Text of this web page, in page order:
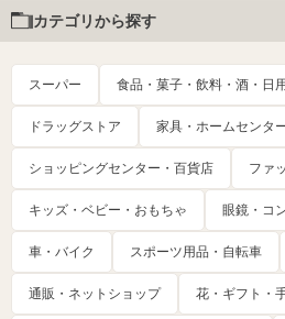
カテゴリから探す
スーパー 食品・菓子・飲料・酒・日
ドラッグストア 家具・ホームセンタ
ショッピングセンター・百貨店 ファ
キッズ・ベビー・おもちゃ 眼鏡・コ
車・バイク スポーツ用品・自転車
通販・ネットショップ 花・ギフト・